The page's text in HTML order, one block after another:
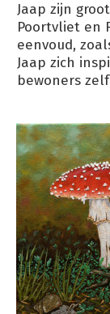
Jaap zijn
Poortvliet en
eenvoud,
Jaap zich
bewoners